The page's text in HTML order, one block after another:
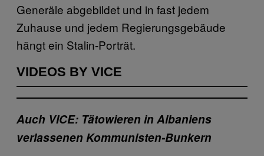
Generäle abgebildet und in fast jedem
Zuhause und jedem Regierungsgebäude
hängt ein Stalin-Porträt.
VIDEOS BY VICE
Auch VICE: Tätowieren in Albaniens
verlassenen Kommunisten-Bunkern